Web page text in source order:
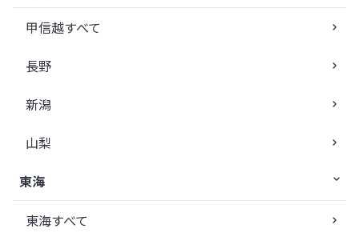
甲信越すべて
長野
新潟
山梨
東海
東海すべて